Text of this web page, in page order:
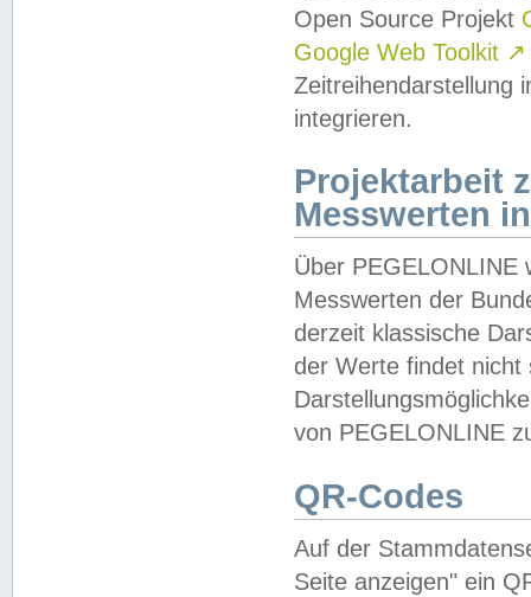
Open Source Projekt
Google Web Toolkit ↗
Zeitreihendarstellung
integrieren.
Projektarbeit
Messwerten
Über PEGELONLINE
Messwerten der
derzeit klassische
der Werte findet
von PEGELONLINE
QR-Codes
Auf der
Seite anzeigen" ein